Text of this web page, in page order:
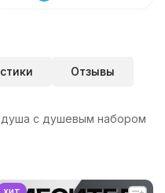
Отзывы
с душевым набором